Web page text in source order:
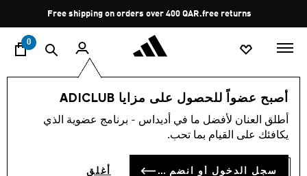
Pause
promotion
rotation
Free shipping on orders over 400 QAR.free returns
0
أصبح عضواً للحصول على مزايا ADICLUB
أطلق العنان لأفضل ما في أديداس - برنامج عضوية الذي
يكافئك على القيام بما تحب.
سجل الدخول أو انضم الآن أغلق
الرجال الملابس
متوسط
قيمة
4.0
4.0 (1)
قميص بولو TENNIS FAB